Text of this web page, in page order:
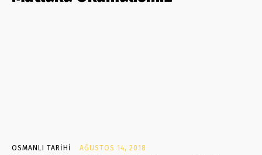
OSMANLI TARIHI AĞUSTOS 14, 2018